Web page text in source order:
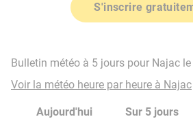
S'inscrire
Bulletin météo à 5 jours pour Najac
Voir la météo heure par heure à Najac
Aujourd'hui Sur 5 jours